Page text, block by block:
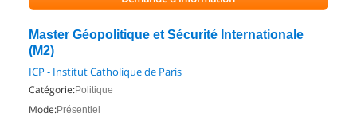
Master Géopolitique et Sécurité Internationale
(M2)
ICP - Institut Catholique de Paris
Catégorie:Politique
Mode:Présentiel